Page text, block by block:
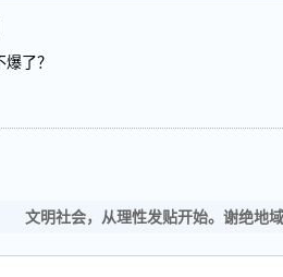
了？
文明社会，从理性发贴开始。谢绝地